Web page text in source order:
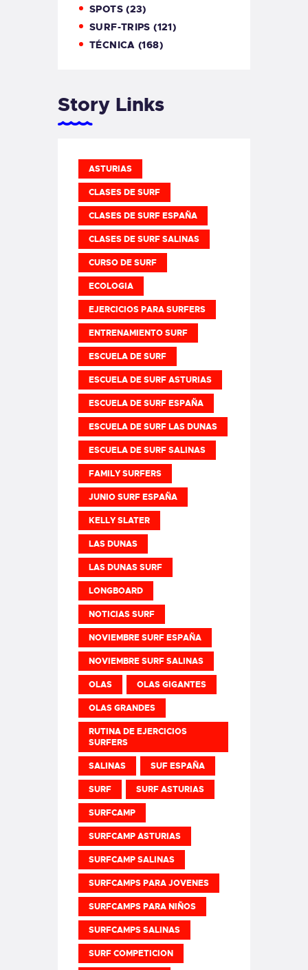
SPOTS(23)
SURF-TRIPS (121)
TÉCNICA (168)
Story Links
ASTURIAS
CLASES DE SURF
CLASES DE SURF ESPAÑA
CLASES DE SURF SALINAS
CURSO DE SURF
ECOLOGIA
EJERCICIOS PARA SURFERS
ENTRENAMIENTO SURF
ESCUELA DE SURF
ESCUELA DE SURF ASTURIAS
ESCUELA DE SURF ESPAÑA
ESCUELA DE SURF LAS DUNAS
ESCUELA DE SURF SALINAS
FAMILY SURFERS
JUNIO SURF ESPAÑA
KELLY SLATER
LAS DUNAS
LAS DUNAS SURF
LONGBOARD
NOTICIAS SURF
NOVIEMBRE SURF ESPAÑA
NOVIEMBRE SURF SALINAS
OLAS OLAS GIGANTES
OLAS GRANDES
RUTINA DE EJERCICIOS
SURFERS
SALINAS SUF ESPAÑA
SURF SURF ASTURIAS
SURFCAMP
SURFCAMP ASTURIAS
SURFCAMP SALINAS
SURFCAMPS PARA JOVENES
SURFCAMPS PARA NIÑOS
SURFCAMPS SALINAS
SURF COMPETICION